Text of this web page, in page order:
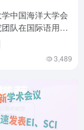
中国海洋大学会
队在国际语用学
论文
3,489